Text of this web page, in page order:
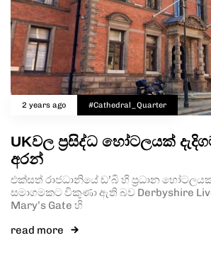
2 years ago #Cathedral_Quarter
UKවල ප්‍රසිද්ධ හෝටලයක්
අරන්
එක්සත් රාජධානියේ ඩ’බි හි ප්‍රධාන හෝටලයක්
සමාගමකට විකුණා ඇති බව Derbyshire
Mary’s Gate හි
read more